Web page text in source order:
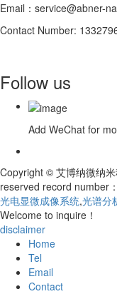
Email：service@abner-
Contact Number:
Follow us
Add WeChat for
Copyright © 艾博纳微纳
reserved record number：
光电显微成像系统,光谱分
Welcome to inquire！
disclaimer
Home
Tel
Email
Contact